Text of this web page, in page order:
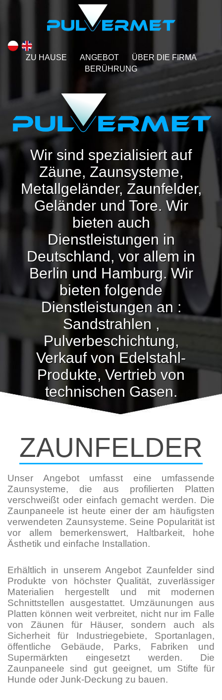
ZU HAUSE ANGEBOT
ÜBER DIE FIRMA
BERÜHRUNG
Wir sind spezialisiert auf
Zäune, Zaunsysteme,
Metallgeländer, Zaunfelder,
Geländer und Tore. Wir
bieten auch
Dienstleistungen in
Deutschland, vor allem in
Berlin und Hamburg. Wir
bieten folgende
Dienstleistungen an :
Sandstrahlen ,
Pulverbeschichtung,
Verkauf von Edelstahl-
Produkte, Vertrieb von
technischen Gasen.
ZAUNFELDER
Unser Angebot umfasst eine umfassende
Zaunsysteme, die aus profilierten Platten
verschweißt oder einfach gemacht werden. Die
Zaunpaneele ist heute einer der am häufigsten
verwendeten Zaunsysteme. Seine Popularität ist
vor allem bemerkenswert, Haltbarkeit, hohe
Ästhetik und einfache Installation.
Erhältlich in unserem Angebot Zaunfelder sind
Produkte von höchster Qualität, zuverlässiger
Materialien hergestellt und mit modernen
Schnittstellen ausgestattet. Umzäunungen aus
Platten können weit verbreitet, nicht nur im Falle
von Zäunen für Häuser, sondern auch als
Sicherheit für Industriegebiete, Sportanlagen,
öffentliche Gebäude, Parks, Fabriken und
Supermärkten eingesetzt werden. Die
Zaunpaneele sind gut geeignet, um Stifte für
Hunde oder Junk-Deckung zu bauen.